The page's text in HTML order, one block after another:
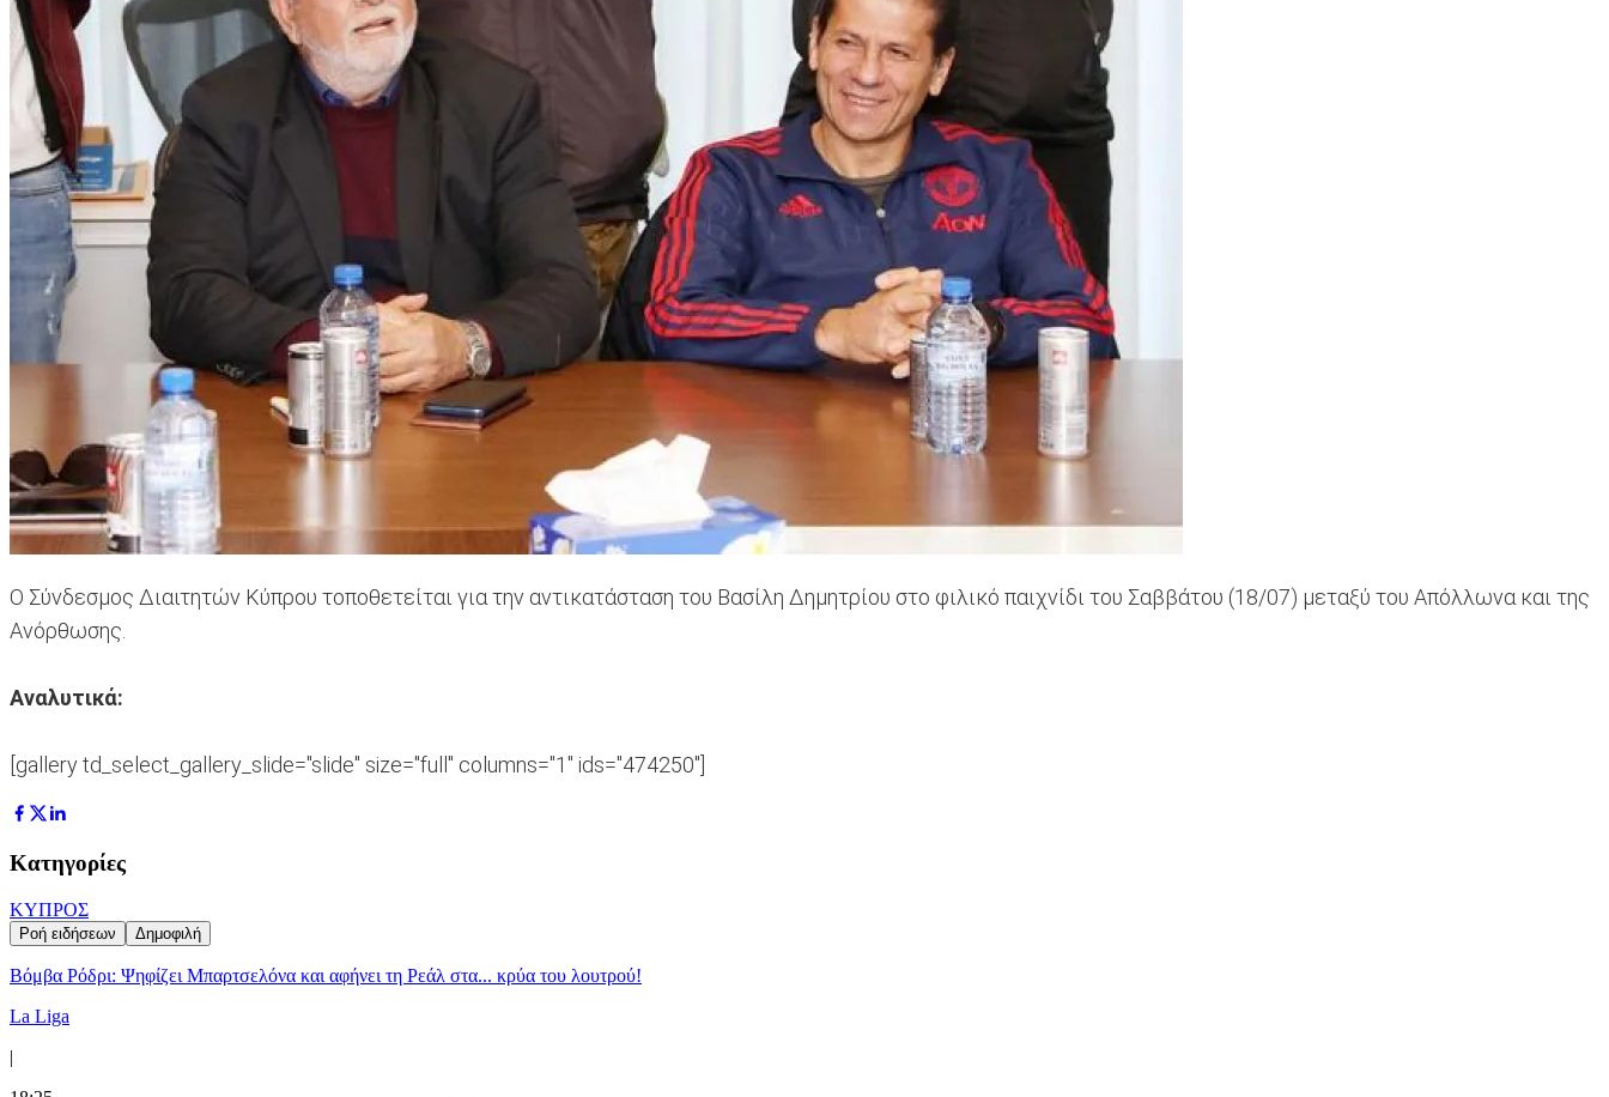
Ο Σύνδεσμος Διαιτητών Κύπρου τοποθετείται για την αντικατάσταση του Βασίλη Δημητρίου στο φιλικό παιχνίδι του Σαββάτου (18/07) μεταξύ του Απόλλωνα και της
Ανόρθωσης.
Αναλυτικά:
[gallery td_select_gallery_slide="slide" size="full" columns="1" ids="474250"]
Κατηγορίες
ΚΥΠΡΟΣ
Ροή ειδήσεων Δημοφιλή
Βόμβα Ρόδρι: Ψηφίζει Μπαρτσελόνα και αφήνει τη Ρεάλ στα... κρύα του λουτρού!
La Liga
|